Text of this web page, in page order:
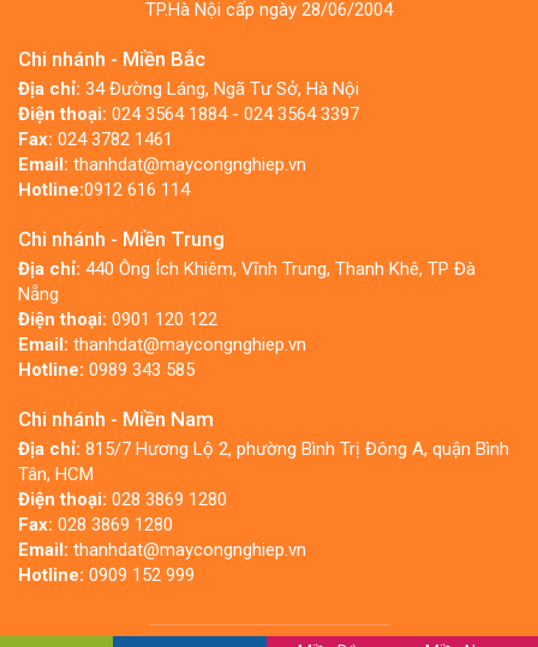
TP.Hà Nội cấp ngày 28/06/2004
Chi nhánh - Miền Bắc
Địa chỉ: 34 Đường Láng, Ngã Tư Sở, Hà Nội
Điện thoại: 024 3564 1884 - 024 3564 3397
Fax: 024 3782 1461
Email: thanhdat@maycongnghiep.vn
Hotline:0912 616 114
Chi nhánh - Miền Trung
Địa chỉ: 440 Ông Ích Khiêm, Vĩnh Trung, Thanh Khê, TP Đà
Nẵng
Điện thoại: 0901 120 122
Email: thanhdat@maycongnghiep.vn
Hotline: 0989 343 585
Chi nhánh - Miền Nam
Địa chỉ: 815/7 Hương Lộ 2, phường Bình Trị Đông A, quận Bình
Tân, HCM
Điện thoại: 028 3869 1280
Fax: 028 3869 1280
Email: thanhdat@maycongnghiep.vn
Hotline: 0909 152 999